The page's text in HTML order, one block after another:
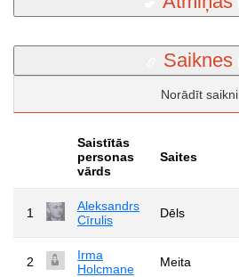
Saiknes
Norādīt saikni
Saistītās
personas
vārds
Saites
1
Aleksandrs
Cīrulis
Dēls
2
Irma
Holcmane
Meita